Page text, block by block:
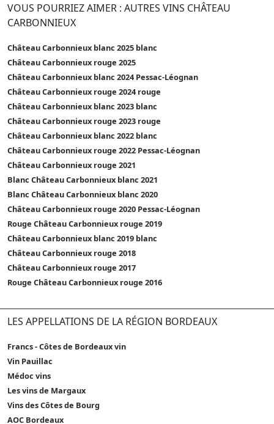
VOUS POURRIEZ AIMER : AUTRES VINS CHÂTEAU
CARBONNIEUX
Château Carbonnieux blanc 2025 blanc
Château Carbonnieux rouge 2025
Château Carbonnieux blanc 2024 Pessac-Léognan
Château Carbonnieux rouge 2024 rouge
Château Carbonnieux blanc 2023 blanc
Château Carbonnieux rouge 2023 rouge
Château Carbonnieux blanc 2022 blanc
Château Carbonnieux rouge 2022 Pessac-Léognan
Château Carbonnieux rouge 2021
Blanc Château Carbonnieux blanc 2021
Blanc Château Carbonnieux blanc 2020
Château Carbonnieux rouge 2020 Pessac-Léognan
Rouge Château Carbonnieux rouge 2019
Château Carbonnieux blanc 2019 blanc
Château Carbonnieux rouge 2018
Château Carbonnieux rouge 2017
Rouge Château Carbonnieux rouge 2016
LES APPELLATIONS DE LA RÉGION BORDEAUX
Francs - Côtes de Bordeaux vin
Vin Pauillac
Médoc vins
Les vins de Margaux
Vins des Côtes de Bourg
AOC Bordeaux